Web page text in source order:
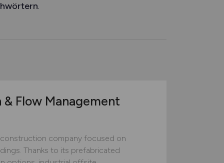
.
Flow Management
company focused on
Thanks to its prefabricated